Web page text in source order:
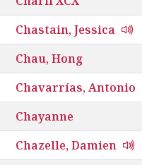
Chastain, Jessica
Chau, Hong
Chavarrías, Antonio
Chayanne
Chazelle, Damien